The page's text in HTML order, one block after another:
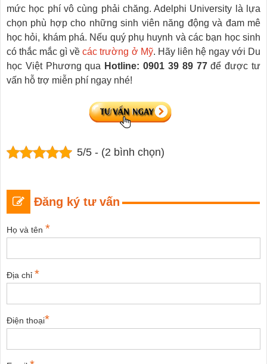
mức học phí vô cùng phải chăng. Adelphi University là lựa
chọn phù hợp cho những sinh viên năng động và đam mê
học hỏi, khám phá. Nếu quý phụ huynh và các bạn học sinh
có thắc mắc gì vềcác trường ở Mỹ. Hãy liên hệ ngay với Du
học Việt Phương qua Hotline: 0901 39 89 77để được tư
vấn hỗ trợ miễn phí ngay nhé!
5/5 - (2 bình chọn)
Đăng ký tư vấn
Họ và tên *
Địa chỉ *
Điện thoại*